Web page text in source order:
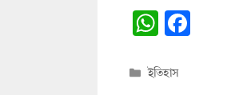
W
at
Categories
ইতিহাস